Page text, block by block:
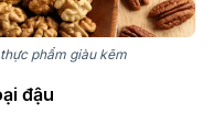
phẩm giàu kẽm
đậu